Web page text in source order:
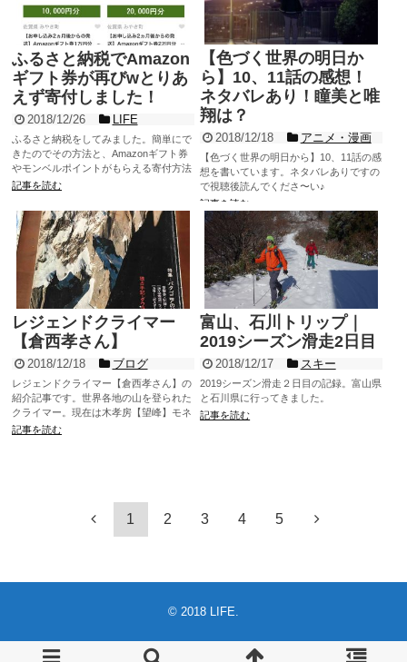
ふるさと納税でAmazon
ギフト券が再びwとりあ
えず寄付しました！
2018/12/26 LIFE
ふるさと納税をしてみました。簡単にで
きたのでその方法と、Amazonギフト券
やモンベルポイントがもらえる寄付方法
を紹介しています。
記事を読む
【色づく世界の明日か
ら】10、11話の感想！
ネタバレあり！瞳美と唯
翔は？
2018/12/18 アニメ・漫画
【色づく世界の明日から】10、11話の感
想を書いています。ネタバレありですの
で視聴後読んでくださ〜い♪
記事を読む
レジェンドクライマー
【倉西孝さん】
2018/12/18 ブログ
レジェンドクライマー【倉西孝さん】の
紹介記事です。世界各地の山を登られた
クライマー。現在は木孝房【望峰】モネ
を営む家具職人。色々お話を伺ってきま
記事を読む
富山、石川トリップ｜
2019シーズン滑走2日目
2018/12/17 スキー
2019シーズン滑走２日目の記録。富山県
と石川県に行ってきました。
記事を読む
1 2 3 4 5
© 2018 LIFE.